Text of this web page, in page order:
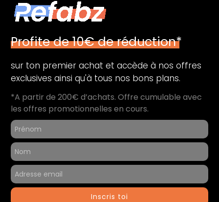
Profite de 10€ de réduction*
sur ton premier achat et accède à nos offres
exclusives ainsi qu'à tous nos bons plans.
*A partir de 200€ d’achats. Offre cumulable avec
les offres promotionnelles en cours.
Inscris toi